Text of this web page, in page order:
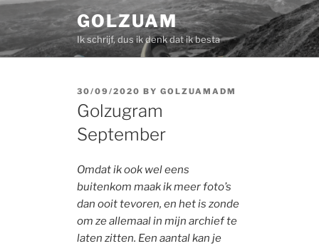
Skip
to
content
GOLZUAM
Ik schrijf, dus ik denk dat ik besta
POSTED
ON
30/09/2020 BYGOLZUAMADM
Golzugram
September
Omdat ik ook wel eens
buitenkom maak ik meer foto’s
dan ooit tevoren, en het is zonde
om ze allemaal in mijn archief te
laten zitten. Een aantal kan je